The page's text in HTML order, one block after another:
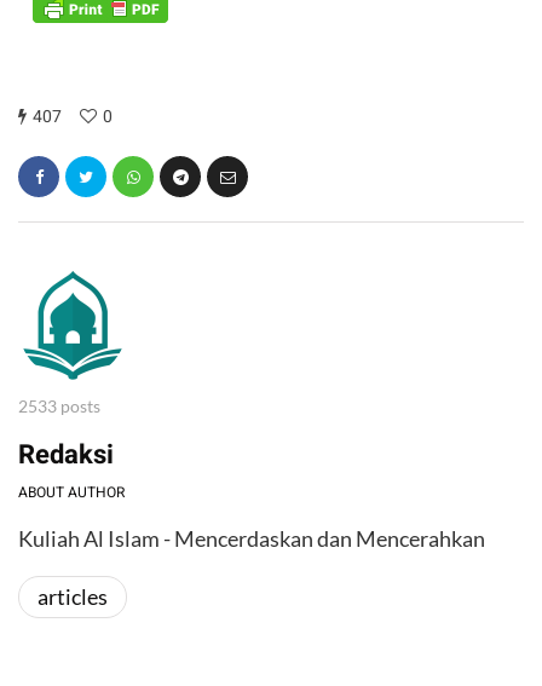
407 0
2533 posts
Redaksi
ABOUT AUTHOR
Kuliah Al Islam - Mencerdaskan dan Mencerahkan
articles